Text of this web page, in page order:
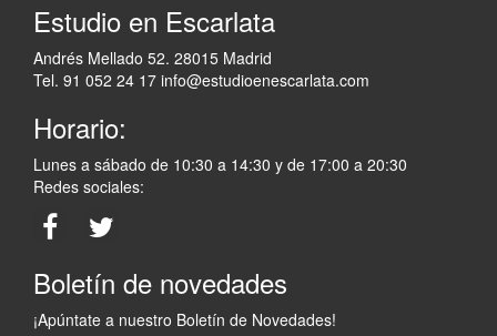
Estudio en Escarlata
Andrés Mellado 52. 28015 Madrid
Tel. 91 052 24 17 info@estudioenescarlata.com
Horario:
Lunes a sábado de 10:30 a 14:30 y de 17:00 a 20:30
Redes sociales:
Boletín de novedades
¡Apúntate a nuestro Boletín de Novedades!